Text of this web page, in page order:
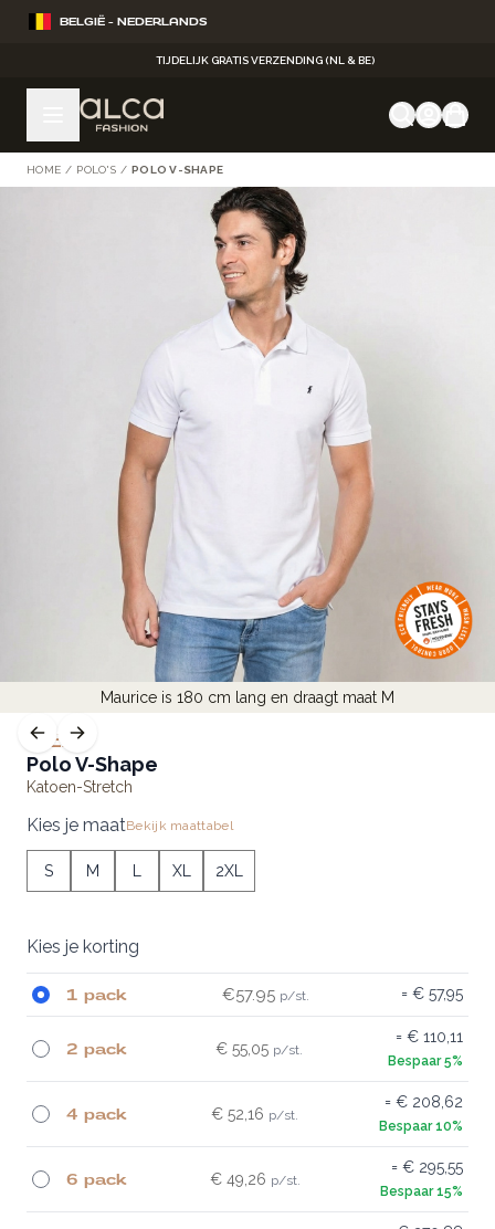
Ga naar de inhoud
TIJDELIJK GRATIS VERZENDING (NL & BE)
BELGIË - NEDERLANDS
HOME / POLO'S / POLO V-SHAPE
Maurice is 180 cm lang en draagt maat M
FLEX
Polo V-Shape
Katoen-Stretch
Kies je maatBekijk maattabel
S M XL 2XL
Kies je korting
1 pack €57.95 € 57,95
2 pack € 55,05
€ 110,11
4 pack € 52,16
€ 208,62
6 pack € 49,26
€ 295,55